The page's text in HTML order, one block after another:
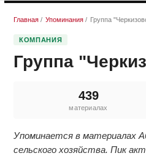
Главная / Упоминания / Группа
КОМПАНИЯ
Группа
439
материалах
Упоминается в материалах
сельского хозяйства. Пик